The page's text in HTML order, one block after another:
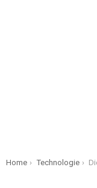
You are here:
Home Technologie Die 5